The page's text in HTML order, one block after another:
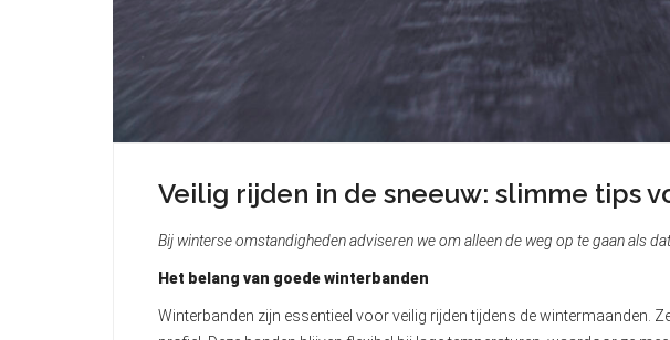
Veilig rijden in de sneeuw: slimme tips
Bij winterse omstandigheden adviseren we om alleen de weg op te gaan als
Het belang van goede winterbanden
Winterbanden zijn essentieel voor veilig rijden tijdens de wintermaanden.